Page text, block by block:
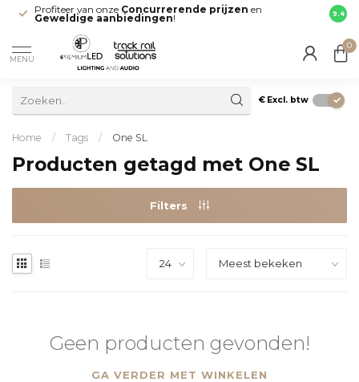
Profiteer van onze Concurrerende prijzen en
Geweldige aanbiedingen! direct
9.4
MENU
0
€ Excl. btw
Home / Tags / One SL
Producten getagd met One SL
Filters
Geen producten gevonden!
GA VERDER MET WINKELEN